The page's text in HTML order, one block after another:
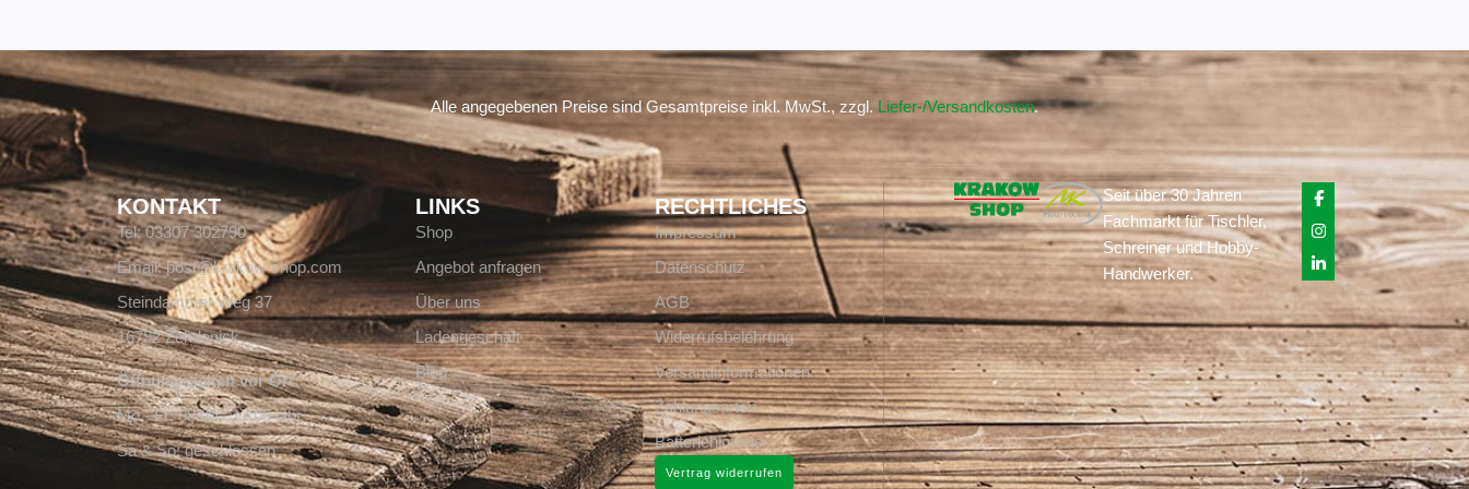
Alle angegebenen Preise sind Gesamtpreise inkl. MwSt., zzgl. Liefer-/Versandkosten.
KONTAKT
Tel: 03307 302790
Email: post@krakow-shop.com
Steindammer Weg 37
16792 Zehdenick
Öffnungszeiten vor Ort:
Mo - Fr: 08:00 - 17:00 Uhr
Sa & So: geschlossen
LINKS
Shop
Angebot anfragen
Über uns
Ladengeschäft
Blog
RECHTLICHES
Impressum
Datenschutz
AGB
Widerrufsbelehrung
Versandinformationen
Zahlungsarten
Batteriehinweis
Vertrag widerrufen
Seit über 30 Jahren
Fachmarkt für Tischler,
Schreiner und Hobby-
Handwerker.